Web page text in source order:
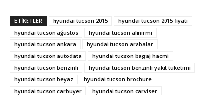
ETIKETLER hyundai tucson 2015
hyundai tucson 2015 fiyatı
hyundai tucson ağustos
hyundai tucson alınırmı
hyundai tucson ankara
hyundai tucson arabalar
hyundai tucson autodata
hyundai tucson bagaj hacmi
hyundai tucson benzinli
hyundai tucson benzinli yakıt tüketimi
hyundai tucson beyaz
hyundai tucson brochure
hyundai tucson carbuyer
hyundai tucson carviser